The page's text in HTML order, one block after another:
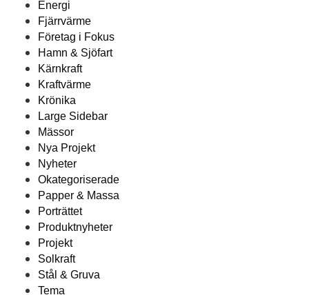
Energi
Fjärrvärme
Företag i Fokus
Hamn & Sjöfart
Kärnkraft
Kraftvärme
Krönika
Large Sidebar
Mässor
Nya Projekt
Nyheter
Okategoriserade
Papper & Massa
Porträttet
Produktnyheter
Projekt
Solkraft
Stål & Gruva
Tema